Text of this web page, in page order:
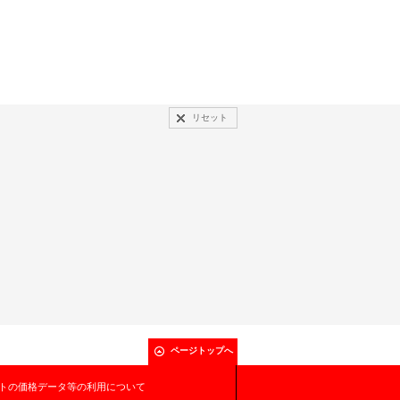
リセット
ページトップへ
の価格データ等の利用について